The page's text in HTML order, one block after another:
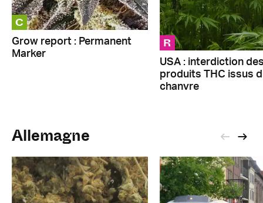
C
Grow report : Permanent
Marker
R
USA : interdiction
produits THC issus
chanvre
Allemagne